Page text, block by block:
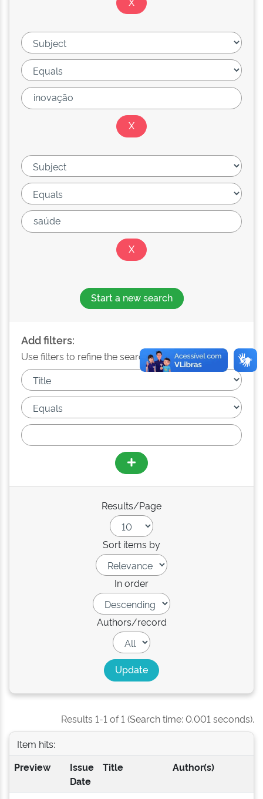
Start a new search
Add filters:
Use filters to refine the search results.
Results/Page
Sort items by
In order
Authors/record
Results 1-1 of 1 (Search time: 0.001 seconds).
Item hits:
Preview
Issue
Date
Title Author(s)